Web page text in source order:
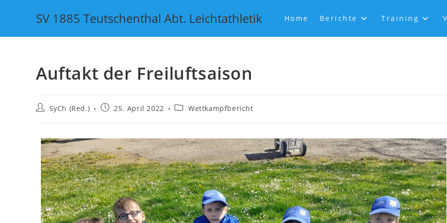
SV 1885 Teutschenthal Abt. Leichtathletik Home Berichte Training
Auftakt der Freiluftsaison
SyCh (Red.) 25. April 2022 Wettkampfbericht